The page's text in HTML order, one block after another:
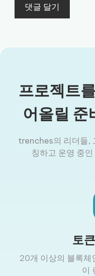
프로젝트
어올릴 준
trenches의 리더들,
칭하고 운영 중
토
20개 이상의 블록
이